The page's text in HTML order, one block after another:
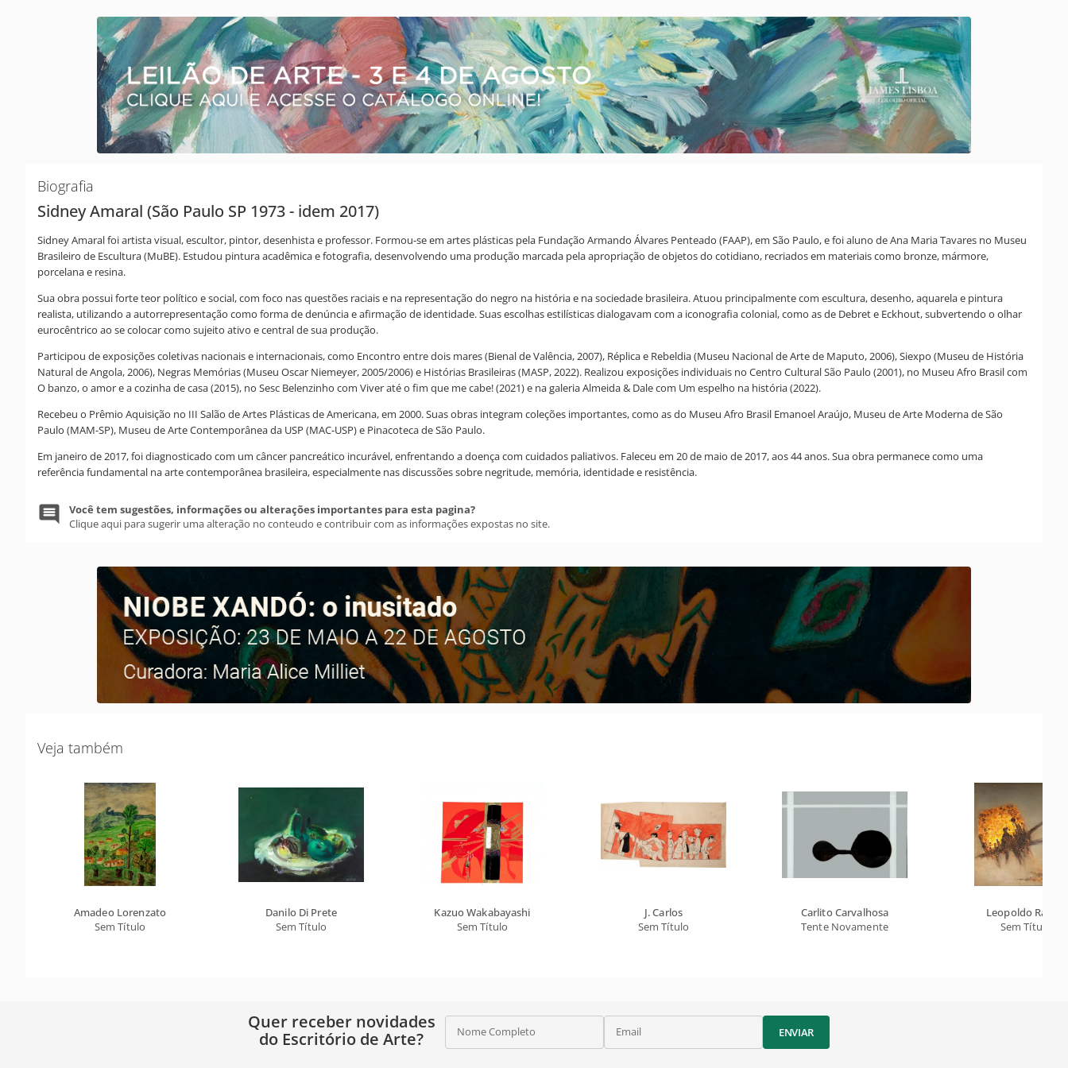
Biografia
Sidney Amaral (São Paulo SP 1973 - idem 2017)
Sidney Amaral foi artista visual, escultor, pintor, desenhista e professor. Formou-se em artes plásticas pela Fundação Armando Álvares Penteado (FAAP), em São Paulo, e foi aluno de Ana Maria Tavares no Museu
Brasileiro de Escultura (MuBE). Estudou pintura acadêmica e fotografia, desenvolvendo uma produção marcada pela apropriação de objetos do cotidiano, recriados em materiais como bronze, mármore,
porcelana e resina.
Sua obra possui forte teor político e social, com foco nas questões raciais e na representação do negro na história e na sociedade brasileira. Atuou principalmente com escultura, desenho, aquarela e pintura
realista, utilizando a autorrepresentação como forma de denúncia e afirmação de identidade. Suas escolhas estilísticas dialogavam com a iconografia colonial, como as de Debret e Eckhout, subvertendo o olhar
eurocêntrico ao se colocar como sujeito ativo e central de sua produção.
Participou de exposições coletivas nacionais e internacionais, como Encontro entre dois mares (Bienal de Valência, 2007), Réplica e Rebeldia (Museu Nacional de Arte de Maputo, 2006), Siexpo (Museu de História
Natural de Angola, 2006), Negras Memórias (Museu Oscar Niemeyer, 2005/2006) e Histórias Brasileiras (MASP, 2022). Realizou exposições individuais no Centro Cultural São Paulo (2001), no Museu Afro Brasil com
O banzo, o amor e a cozinha de casa (2015), no Sesc Belenzinho com Viver até o fim que me cabe! (2021) e na galeria Almeida & Dale com Um espelho na história (2022).
Recebeu o Prêmio Aquisição no III Salão de Artes Plásticas de Americana, em 2000. Suas obras integram coleções importantes, como as do Museu Afro Brasil Emanoel Araújo, Museu de Arte Moderna de São
Paulo (MAM-SP), Museu de Arte Contemporânea da USP (MAC-USP) e Pinacoteca de São Paulo.
Em janeiro de 2017, foi diagnosticado com um câncer pancreático incurável, enfrentando a doença com cuidados paliativos. Faleceu em 20 de maio de 2017, aos 44 anos. Sua obra permanece como uma
referência fundamental na arte contemporânea brasileira, especialmente nas discussões sobre negritude, memória, identidade e resistência.
Você tem sugestões, informações ou alterações importantes para esta pagina?
Clique aqui para sugerir uma alteração no conteudo e contribuir com as informações expostas no site.
Veja também
Amadeo Lorenzato
Sem Título
Danilo Di Prete
Sem Título
Kazuo Wakabayashi
Sem Título
J. Carlos
Sem Título
Carlito Carvalhosa
Tente Novamente
Leopoldo Raimo
Sem Título
Quer receber novidades
do Escritório de Arte?
Nome Completo Email ENVIAR